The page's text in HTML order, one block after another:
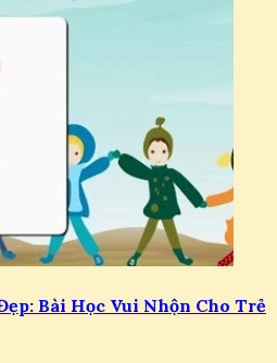
Bài Học Vui Nhộn Cho Trẻ